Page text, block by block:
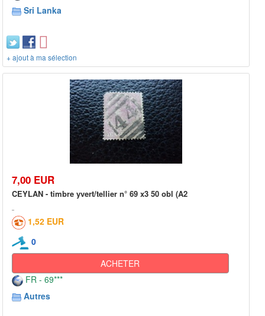
Sri Lanka
+ ajout à ma sélection
7,00 EUR
CEYLAN - timbre yvert/tellier n° 69 x3 50 obl (A2
1,52 EUR
0
ACHETER
FR - 69***
Autres